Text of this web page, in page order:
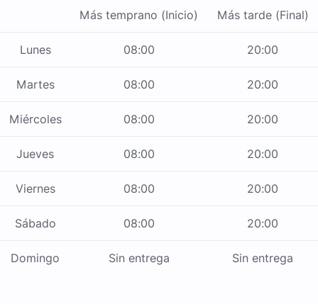
Más temprano (Inicio) Más tarde (Final)
Lunes 08:00 20:00
Martes 08:00 20:00
Miércoles 08:00 20:00
Jueves 08:00 20:00
Viernes 08:00 20:00
Sábado 08:00 20:00
Domingo Sin entrega Sin entrega